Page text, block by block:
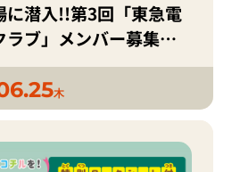
木
に潜入!!第3回「東急電
ブ」メンバー募集！
ごい”を取材しよう!!